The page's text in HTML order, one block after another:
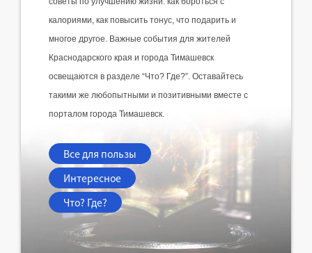
калориями, как повысить тонус, что подарить и
многое другое. Важные события для жителей
Краснодарского края и города Тимашевск
освещаются в разделе “Что? Где?”. Оставайтесь
такими же любопытными и позитивными вместе с
порталом города Тимашевск.
Все для пользы
Интересное
Что? Где?